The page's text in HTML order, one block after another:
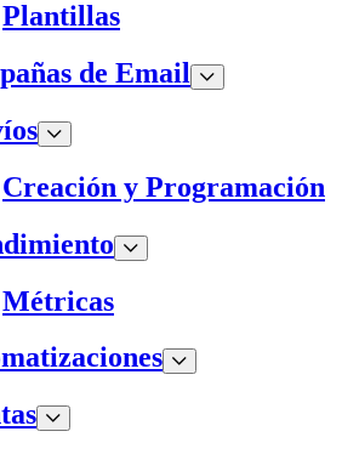
Plantillas
de Email
Creación y Programación
Métricas